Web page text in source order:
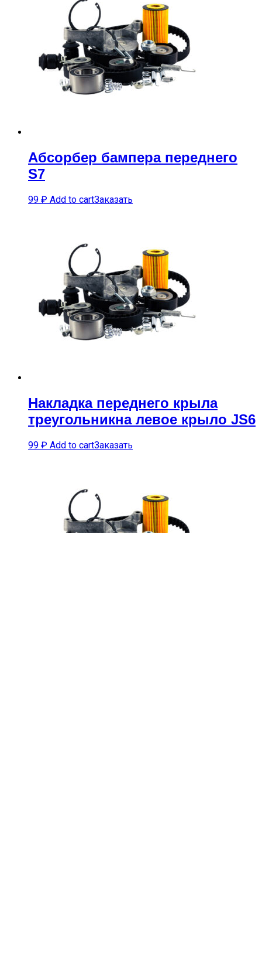
Абсорбер бампера переднего
S7
99 ₽ Add to cartЗаказать
Накладка переднего крыла
треугольникна левое крыло JS6
99 ₽ Add to cartЗаказать